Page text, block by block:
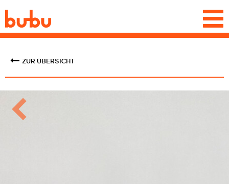
ZUR ÜBERSICHT